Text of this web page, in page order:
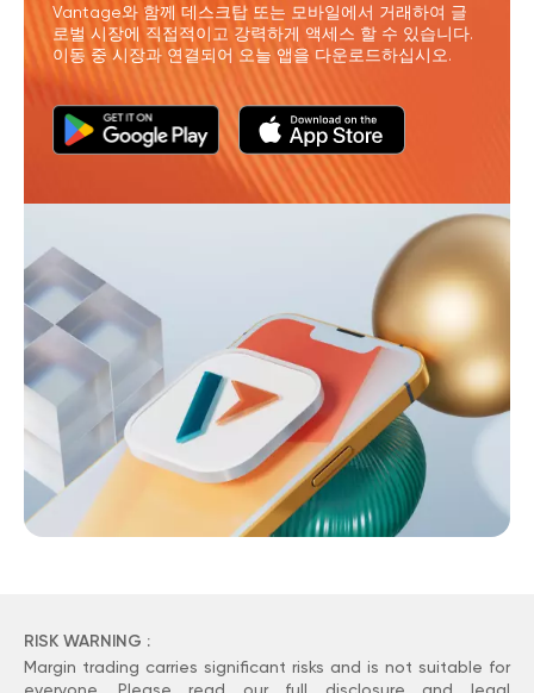
Vantage와 함께 데스크탑 또는 모바일에서 거래하여 글
로벌 시장에 직접적이고 강력하게 액세스 할 수 있습니다.
이동 중 시장과 연결되어 오늘 앱을 다운로드하십시오.
RISK WARNING :
Margin trading carries significant risks and is not suitable for
everyone. Please read our full disclosure and legal